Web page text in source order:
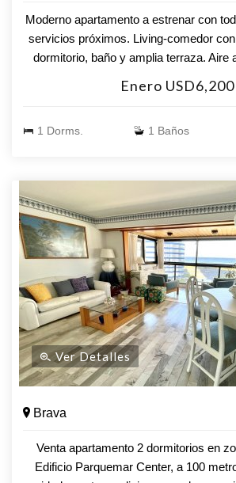
Moderno apartamento a estrenar con
servicios próximos. Living-comedor
dormitorio, baño y amplia terraza. Aire
Lavadero. Garaje en subsuelo.
playa con traslado, Gimnasio
de mucamas 3 veces por semana,
cortesía para autos eléctricos,
cortesía, recepción 24
Enero USD6,200
1 Dorms. 1 Baños
Ver Detalles
Brava
Venta apartamento 2 dormitorios en
Edificio Parquemar Center, a 100